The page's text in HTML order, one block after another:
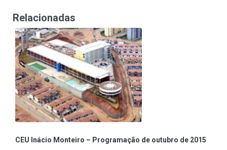
Relacionadas
CEU Inácio Monteiro – Programação de outubro de 2015